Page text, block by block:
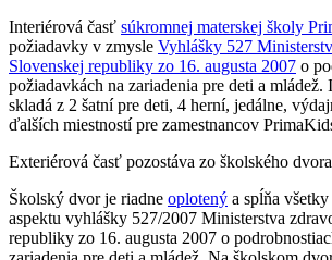
Interiérová časť súkromnej materskej školy
požiadavky v zmysle Vyhlášky 527
Slovenskej republiky zo 16. augusta 2007 o
požiadavkách na zariadenia pre deti a mládež.
skladá z 2 šatní pre deti, 4 herní, jedálne,
ďalších miestností pre zamestnancov
Exteriérová časť pozostáva zo školského
Školský dvor je riadne oplotený a spĺňa
aspektu vyhlášky 527/2007 Ministerstva
republiky zo 16. augusta 2007 o